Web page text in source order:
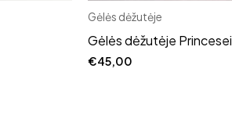
Gėlės dėžutėje
Gėlės dėžutėje Princesei
€45,00